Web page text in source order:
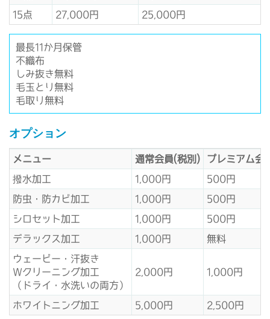
15点 27,000円 25,000円
最長11か月保管
不織布
しみ抜き無料
毛玉とり無料
毛取り無料
オプション
メニュー 通常会員(税別) プレミアム会
撥水加工 1,000円 500円
防虫・防カビ加工 1,000円 500円
シロセット加工 1,000円 500円
デラックス加工 1,000円 無料
ウェービー・汗抜き
Wクリーニング加工
（ドライ・水洗いの両方）
2,000円 1,000円
ホワイトニング加工 5,000円 2,500円